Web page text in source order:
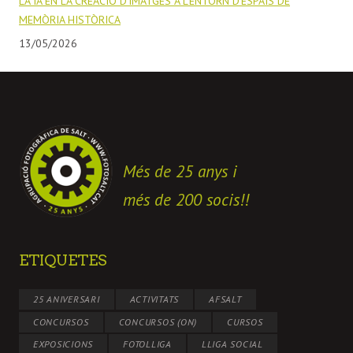
MEMÒRIA HISTÒRICA
13/05/2026
Més de 25 anys i
més de 200 socis!!
ETIQUETES
25 ANIVERSARI ACTIVITATS
AFSALT
CONCURSOS
CONCURSOS (ON)
CURSOS
EXPOSICIONS
FOTOLLIGA LLIGA SOCIAL